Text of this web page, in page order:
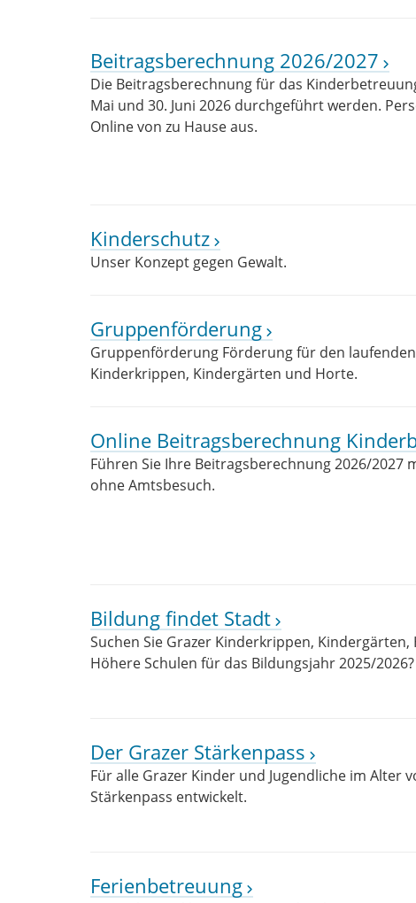
Beitragsberechnung 2026/2027
Die Beitragsberechnung für das
Mai und 30. Juni 2026 durchgeführt werden.
Online von zu Hause aus.
Kinderschutz
Unser Konzept gegen Gewalt.
Gruppenförderung
Gruppenförderung Förderung für den
Kinderkrippen, Kindergärten und Horte.
Online Beitragsberechnung
Führen Sie Ihre Beitragsberechnung 2026/2027
ohne Amtsbesuch.
Bildung findet Stadt
Suchen Sie Grazer Kinderkrippen,
Höhere Schulen für das Bildungsjahr 2025/2026?
Der Grazer Stärkenpass
Für alle Grazer Kinder und Jugendliche im Alter
Stärkenpass entwickelt.
Ferienbetreuung